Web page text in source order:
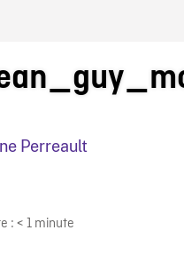
Perreault
: < 1 minute